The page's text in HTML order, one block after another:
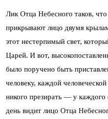
Лик Отца Небесного таков,
прикрывают лицо двумя
этот нестерпимый свет,
Царей. И вот,
было поручено быть
человеку, каждой
никого презирать — у
день видит лицо Отца